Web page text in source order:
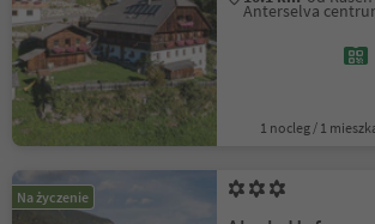
Anterselva
1 nocleg / 1
Na życzenie